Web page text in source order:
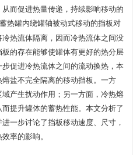
而促进热量传递，持续影响移动的
热罐内绕罐轴被动式移动的挡板对
热流体隔离，因而冷热流体之间没
的存在能够使罐体有更好的热分层
促进冷热流体之间的流动换热，本
盐不完全隔离的移动挡板。一方
产生扰动作用；另一方面，冷热熔
提升罐体的蓄热性能。本文分析了
一步讨论了挡板移动速度、尺寸，
率的影响。